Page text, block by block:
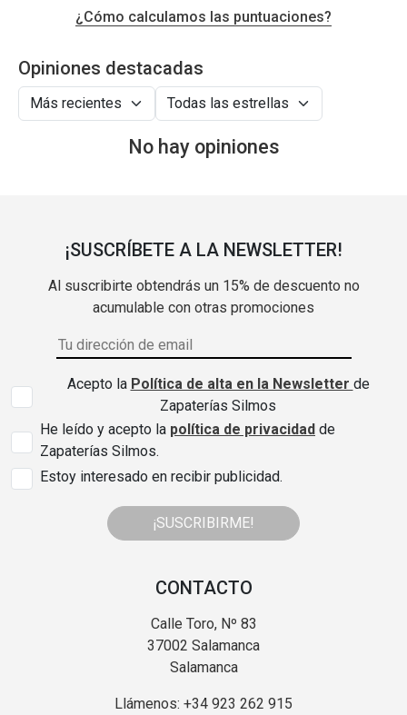
¿Cómo calculamos las puntuaciones?
Opiniones destacadas
No hay opiniones
¡SUSCRÍBETE A LA NEWSLETTER!
Al suscribirte obtendrás un 15% de descuento no
acumulable con otras promociones
Acepto la Política de alta en la Newsletter de
Zapaterías Silmos
He leído y acepto la política de privacidad de
Zapaterías Silmos.
Estoy interesado en recibir publicidad.
¡SUSCRIBIRME!
CONTACTO
Calle Toro, Nº 83
37002 Salamanca
Salamanca
Llámenos: +34 923 262 915